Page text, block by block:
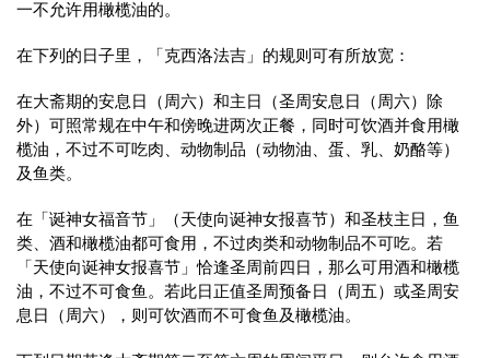
一不允许用橄榄油的。
在下列的日子里，「克西洛法吉」的规则可有所放宽：
在大斋期的安息日（周六）和主日（圣周安息日（周六）除
外）可照常规在中午和傍晚进两次正餐，同时可饮酒并食用橄
榄油，不过不可吃肉、动物制品（动物油、蛋、乳、奶酪等）
及鱼类。
在「诞神女福音节」（天使向诞神女报喜节）和圣枝主日，鱼
类、酒和橄榄油都可食用，不过肉类和动物制品不可吃。若
「天使向诞神女报喜节」恰逢圣周前四日，那么可用酒和橄榄
油，不过不可食鱼。若此日正值圣周预备日（周五）或圣周安
息日（周六），则可饮酒而不可食鱼及橄榄油。